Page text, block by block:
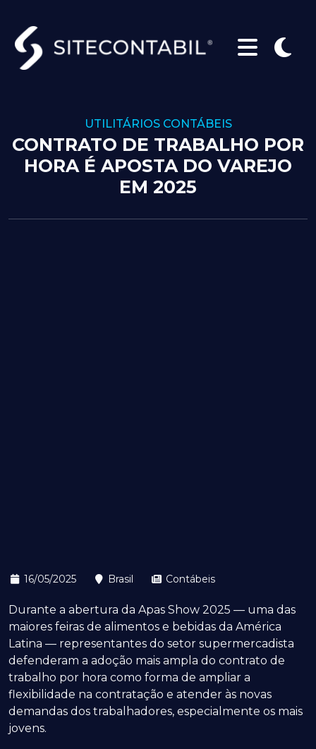
UTILITÁRIOS CONTÁBEIS
CONTRATO DE TRABALHO POR
HORA É APOSTA DO VAREJO
EM 2025
16/05/2025 Brasil Contábeis
Durante a abertura da Apas Show 2025 — uma das
maiores feiras de alimentos e bebidas da América
Latina — representantes do setor supermercadista
defenderam a adoção mais ampla do contrato de
trabalho por hora como forma de ampliar a
flexibilidade na contratação e atender às novas
demandas dos trabalhadores, especialmente os mais
jovens.